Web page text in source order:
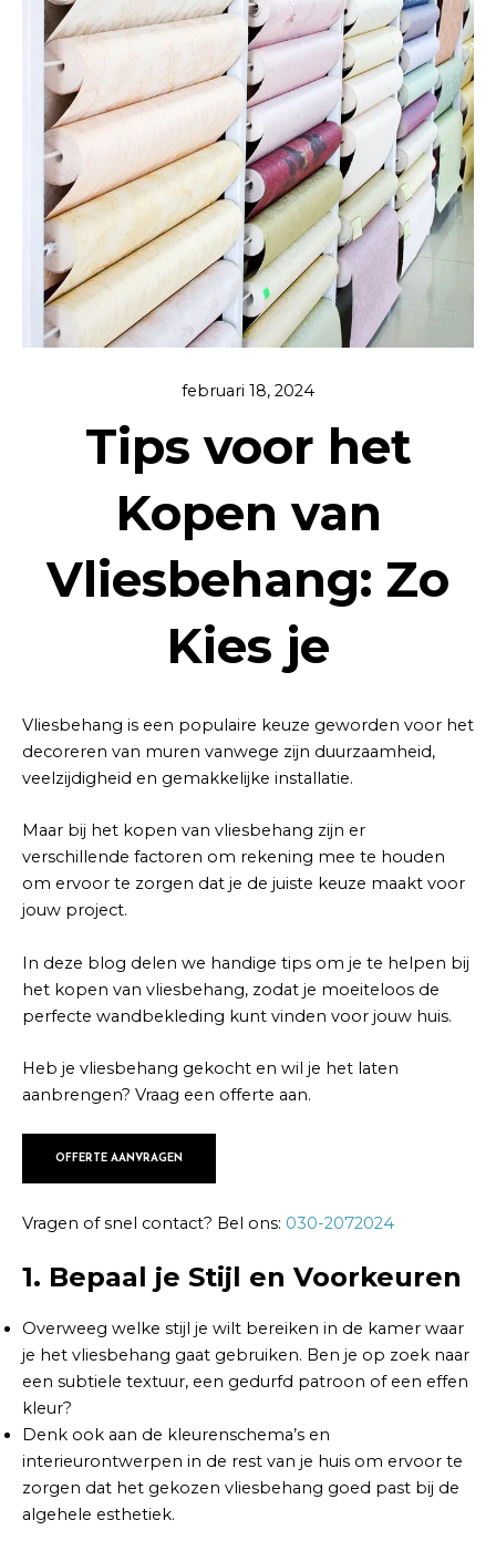
februari 18, 2024
Tips voor het
Kopen van
Vliesbehang: Zo
Kies je
Vliesbehang is een populaire keuze geworden voor het
decoreren van muren vanwege zijn duurzaamheid,
veelzijdigheid en gemakkelijke installatie.
Maar bij het kopen van vliesbehang zijn er
verschillende factoren om rekening mee te houden
om ervoor te zorgen dat je de juiste keuze maakt voor
jouw project.
In deze blog delen we handige tips om je te helpen bij
het kopen van vliesbehang, zodat je moeiteloos de
perfecte wandbekleding kunt vinden voor jouw huis.
Heb je vliesbehang gekocht en wil je het laten
aanbrengen? Vraag een offerte aan.
OFFERTE AANVRAGEN
Vragen of snel contact? Bel ons: 030-2072024
1. Bepaal je Stijl en Voorkeuren
Overweeg welke stijl je wilt bereiken in de kamer waar
je het vliesbehang gaat gebruiken. Ben je op zoek naar
een subtiele textuur, een gedurfd patroon of een effen
kleur?
Denk ook aan de kleurenschema’s en
interieurontwerpen in de rest van je huis om ervoor te
zorgen dat het gekozen vliesbehang goed past bij de
algehele esthetiek.